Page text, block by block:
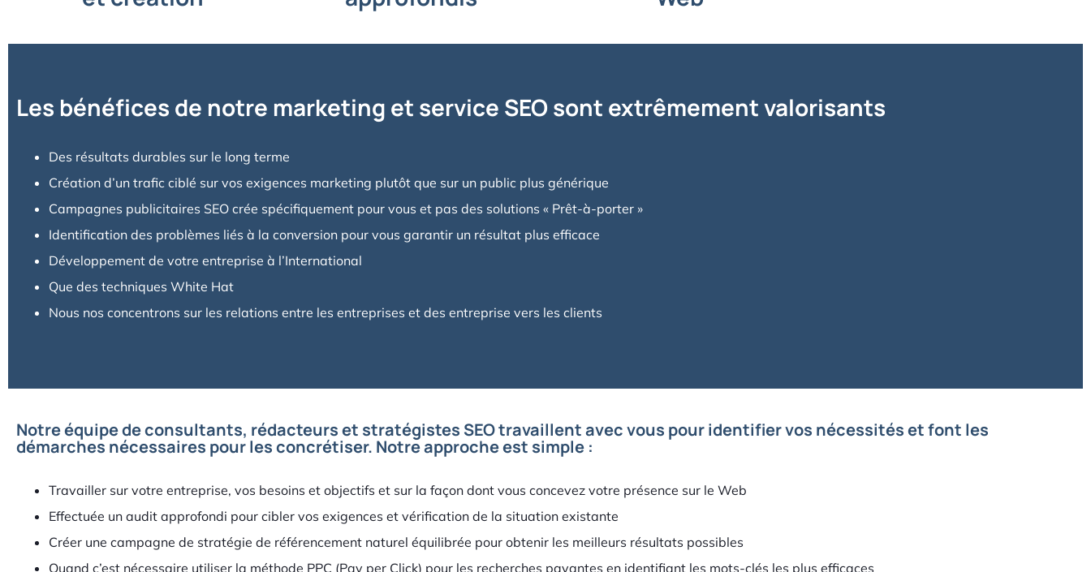
Les bénéfices de notre marketing et service SEO sont extrêmement valorisants
Des résultats durables sur le long terme
Création d’un trafic ciblé sur vos exigences marketing plutôt que sur un public plus générique
Campagnes publicitaires SEO crée spécifiquement pour vous et pas des solutions « Prêt-à-porter »
Identification des problèmes liés à la conversion pour vous garantir un résultat plus efficace
Développement de votre entreprise à l’International
Que des techniques White Hat
Nous nos concentrons sur les relations entre les entreprises et des entreprise vers les clients
Notre équipe de consultants, rédacteurs et stratégistes SEO travaillent avec vous pour identifier vos nécessités et font les
démarches nécessaires pour les concrétiser. Notre approche est simple :
Travailler sur votre entreprise, vos besoins et objectifs et sur la façon dont vous concevez votre présence sur le Web
Effectuée un audit approfondi pour cibler vos exigences et vérification de la situation existante
Créer une campagne de stratégie de référencement naturel équilibrée pour obtenir les meilleurs résultats possibles
Quand c’est nécessaire utiliser la méthode PPC (Pay per Click) pour les recherches payantes en identifiant les mots-clés les plus efficaces